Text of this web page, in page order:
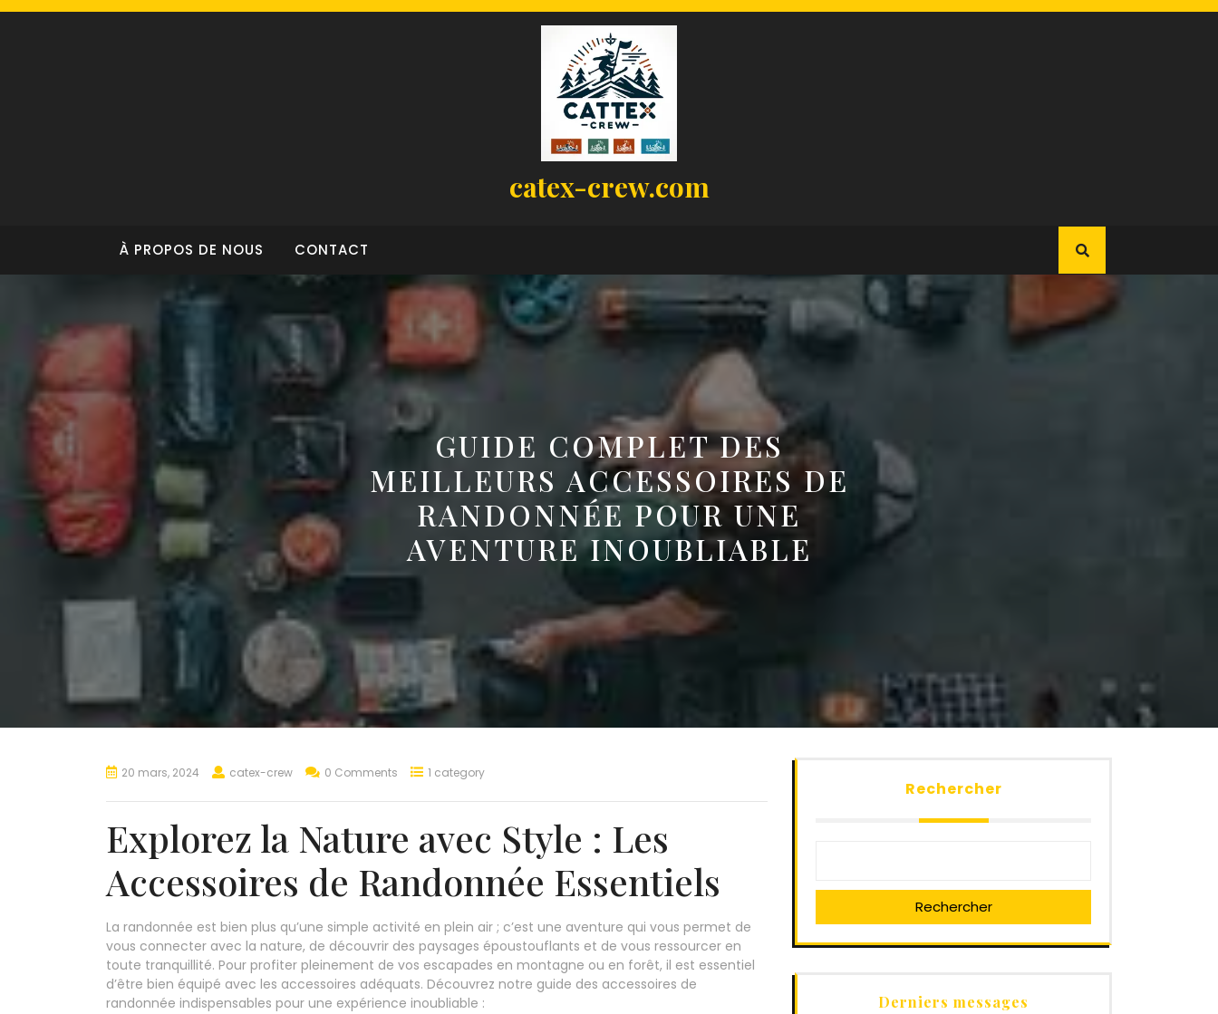
Skip
catex-crew.com
À PROPOS DE NOUS CONTACT
GUIDE COMPLET DES
MEILLEURS ACCESSOIRES DE
RANDONNÉE POUR UNE
AVENTURE INOUBLIABLE
20 mars, 2024 catex-crew 0 Comments 1 category
Explorez la Nature avec Style : Les
Accessoires de Randonnée Essentiels
La randonnée est bien plus qu’une simple activité en plein air ; c’est une aventure qui vous permet de
vous connecter avec la nature, de découvrir des paysages époustouflants et de vous ressourcer en
toute tranquillité. Pour profiter pleinement de vos escapades en montagne ou en forêt, il est essentiel
d’être bien équipé avec les accessoires adéquats. Découvrez notre guide des accessoires de
randonnée indispensables pour une expérience inoubliable :
Rechercher
Rechercher
Derniers messages